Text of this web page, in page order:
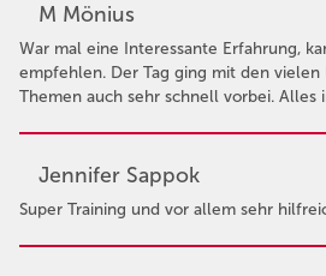
M Mönius
War mal eine Interessante Erfahrung,
empfehlen. Der Tag ging mit den
Themen auch sehr schnell vorbei. Alles
Jennifer Sappok
Super Training und vor allem sehr